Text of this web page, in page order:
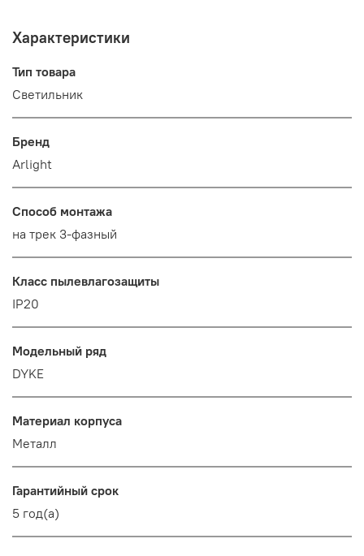
Характеристики
Тип товара
Светильник
Бренд
Arlight
Способ монтажа
на трек 3-фазный
Класс пылевлагозащиты
IP20
Модельный ряд
DYKE
Материал корпуса
Металл
Гарантийный срок
5 год(а)